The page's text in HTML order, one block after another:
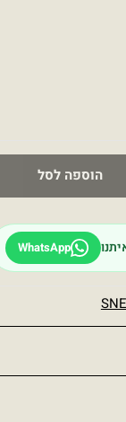
הוספה לסל
WhatsApp